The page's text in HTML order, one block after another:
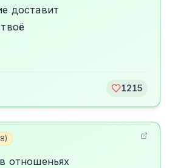
доставит
1215
)
отношеньях